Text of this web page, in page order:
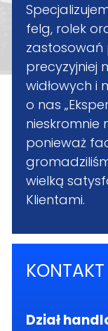
felg, rolek
zastosowań
precyzyjniej
widłowych i
o nas
nieskromnie
ponieważ
wielką
Klientami.
KONTAKT
Dział